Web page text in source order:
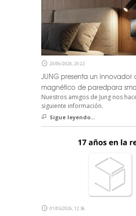
20/06/2026, 20:22
JUNG presenta un innovador
magnético de paredpara
Nuestros amigos de Jung nos
siguiente información.
Sigue leyendo...
01/05/2026, 12:36